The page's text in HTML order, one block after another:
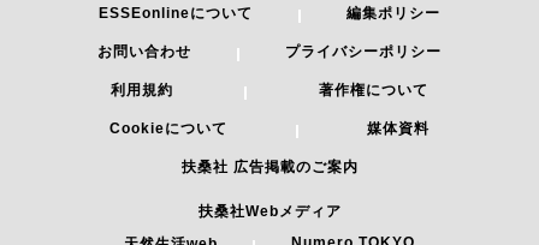
ESSEonlineについて